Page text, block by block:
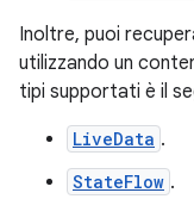
Inoltre, puoi
utilizzando un
tipi supportati è il
LiveData .
StateFlow .